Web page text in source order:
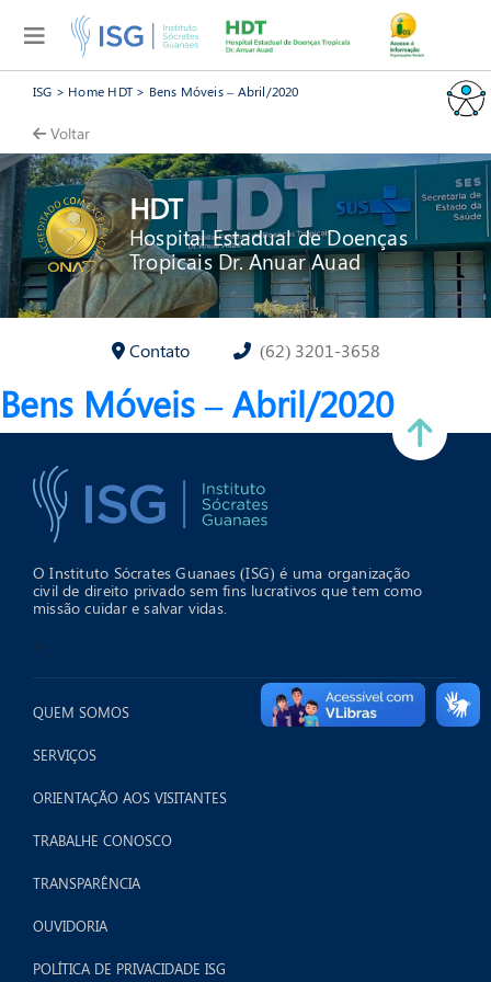
ISG > Home HDT> Bens Móveis – Abril/2020
Voltar
HDT
Hospital Estadual de Doenças
Tropicais Dr. Anuar Auad
Contato (62) 3201-3658
Bens Móveis – Abril/2020
O Instituto Sócrates Guanaes (ISG) é uma organização
civil de direito privado sem fins lucrativos que tem como
missão cuidar e salvar vidas.
>
QUEM SOMOS
SERVIÇOS
ORIENTAÇÃO AOS VISITANTES
TRABALHE CONOSCO
TRANSPARÊNCIA
OUVIDORIA
POLÍTICA DE PRIVACIDADE ISG